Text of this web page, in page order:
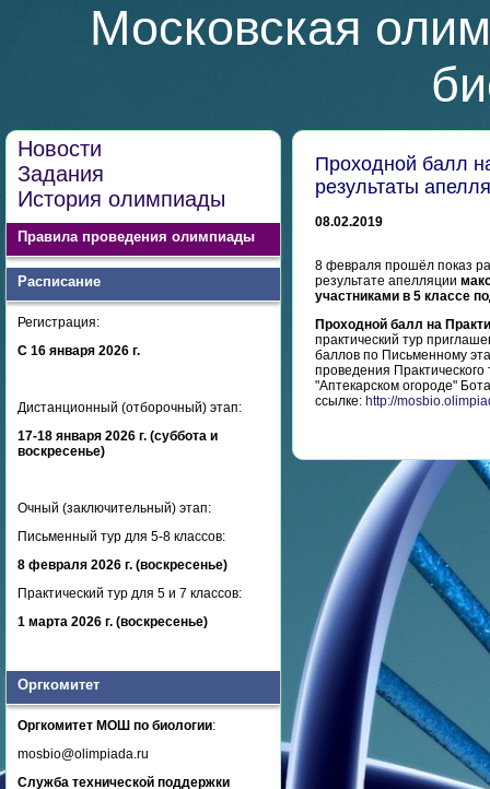
Московская
Новости
Задания
История олимпиады
Правила проведения олимпиады
Расписание
Регистрация:
С 16 января 2026 г.
Дистанционный (отборочный) этап:
17-18 января 2026 г. (суббота и
воскресенье)
Очный (заключительный) этап:
Письменный тур для 5-8 классов:
8 февраля 2026 г. (воскресенье)
Практический тур для 5 и 7 классов:
1 марта 2026 г. (воскресенье)
Оргкомитет
Оргкомитет МОШ по биологии:
mosbio@olimpiada.ru
Служба технической поддержки
Проходной балл
результаты
08.02.2019
8 февраля прошёл показ
результате апелляции
участниками в 5 классе
Проходной балл на
практический тур
баллов по Письменному
проведения
"Аптекарском огороде"
ссылке: http://